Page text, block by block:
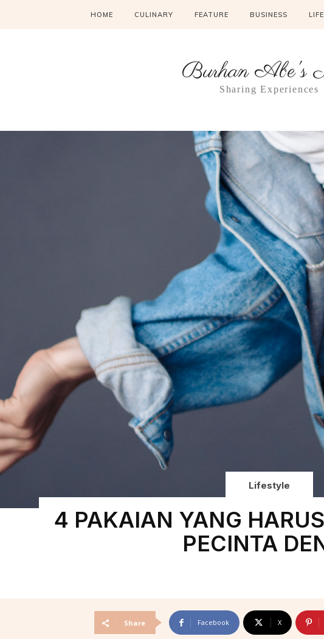
HOME CULINARY FEATURE BUSINESS
Burhan Abe's
Sharing Experiences
Lifestyle
4 PAKAIAN YANG
PECINTA
Share Facebook X